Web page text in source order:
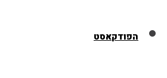
הפודקאסט